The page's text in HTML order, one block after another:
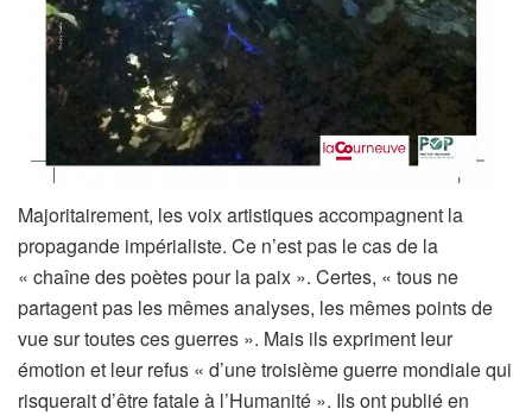
Majoritairement, les voix artistiques accompagnent la
propagande impérialiste. Ce n’est pas le cas de la
« chaîne des poètes pour la paix ». Certes, « tous ne
partagent pas les mêmes analyses, les mêmes points de
vue sur toutes ces guerres ». Mais ils expriment leur
émotion et leur refus « d’une troisième guerre mondiale qui
risquerait d’être fatale à l’Humanité ». Ils ont publié en